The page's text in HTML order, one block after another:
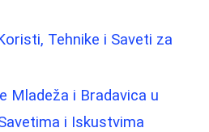
Tehnike i Saveti za
Mladeža i Bradavica u
i Iskustvima